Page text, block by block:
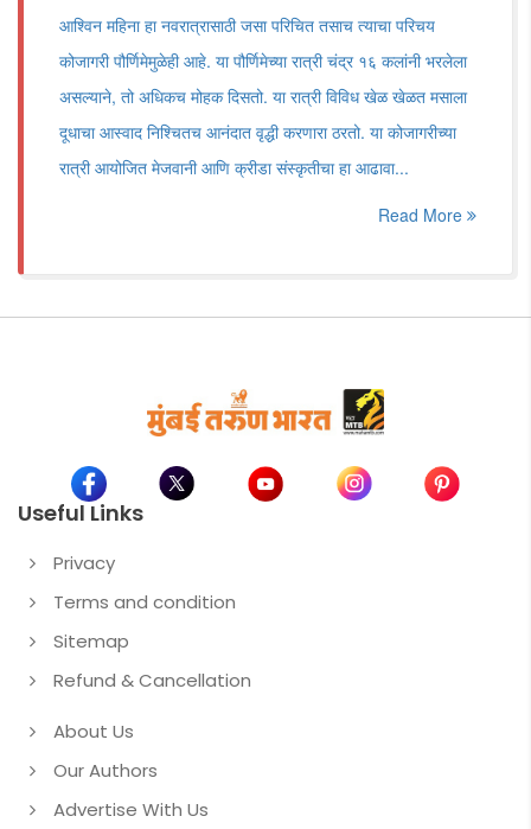
आश्विन महिना हा नवरात्रासाठी जसा परिचित तसाच त्याचा परिचय
कोजागरी पौर्णिमेमुळेही आहे. या पौर्णिमेच्या रात्री चंद्र १६ कलांनी भरलेला
असल्याने, तो अधिकच मोहक दिसतो. या रात्री विविध खेळ खेळत मसाला
दूधाचा आस्वाद निश्चितच आनंदात वृद्धी करणारा ठरतो. या कोजागरीच्या
रात्री आयोजित मेजवानी आणि क्रीडा संस्कृतीचा हा आढावा...
Read More
Useful Links
Privacy
Terms and condition
Sitemap
Refund & Cancellation
About Us
Our Authors
Advertise With Us